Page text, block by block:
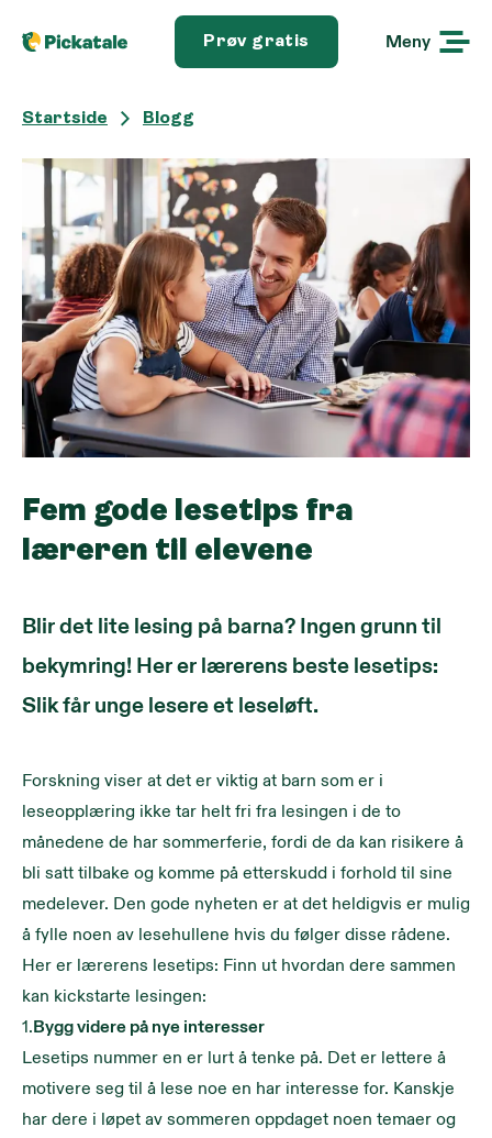
Prøv gratis Meny
Startside Blogg
Fem gode lesetips fra
læreren til elevene
Blir det lite lesing på barna? Ingen grunn til
bekymring! Her er lærerens beste lesetips:
Slik får unge lesere et leseløft.
Forskning viser at det er viktig at barn som er i
leseopplæring ikke tar helt fri fra lesingen i de to
månedene de har sommerferie, fordi de da kan risikere å
bli satt tilbake og komme på etterskudd i forhold til sine
medelever. Den gode nyheten er at det heldigvis er mulig
å fylle noen av lesehullene hvis du følger disse rådene.
Her er lærerens lesetips: Finn ut hvordan dere sammen
kan kickstarte lesingen:
1.Bygg videre på nye interesser
Lesetips nummer en er lurt å tenke på. Det er lettere å
motivere seg til å lese noe en har interesse for. Kanskje
har dere i løpet av sommeren oppdaget noen temaer og